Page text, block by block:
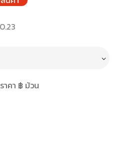
ราคา ฿ ม้วน